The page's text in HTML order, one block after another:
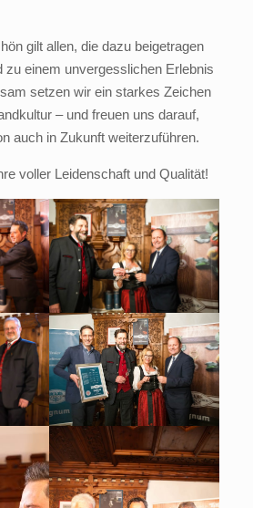
gilt allen, die dazu beigetragen
zu einem unvergesslichen Erlebnis
setzen wir ein starkes Zeichen
– und freuen uns darauf,
auch in Zukunft weiterzuführen.
voller Leidenschaft und Qualität!